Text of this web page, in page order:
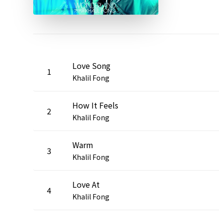
1 Love Song
Khalil Fong
2 How It Feels
Khalil Fong
3 Warm
Khalil Fong
4 Love At
Khalil Fong